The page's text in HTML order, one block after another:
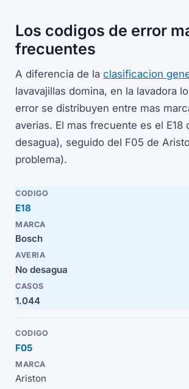
Los codigos de error
frecuentes
A diferencia de laclasificacion
lavavajillas domina, en la lavadora
error se distribuyen entre mas
averias. El mas frecuente es el E18
desagua), seguido del F05 de
problema).
E18
Bosch
No desagua
1.044
F05
Ariston